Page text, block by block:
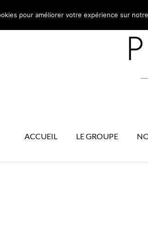
ACCUEIL LE GROUPE
pour améliorer votre expérience sur